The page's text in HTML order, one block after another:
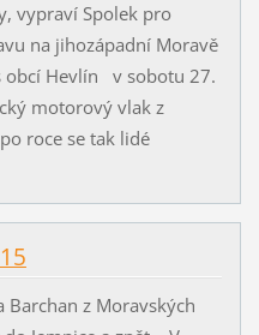
vypraví Spolek pro
na jihozápadní Moravě
obcí Hevlín v sobotu 27.
motorový vlak z
roce se tak lidé
Barchan z Moravských